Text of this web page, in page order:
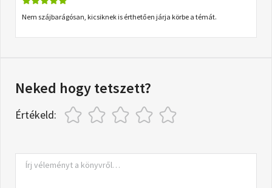
Nem szájbarágósan, kicsiknek is érthetően járja körbe a témát.
Neked hogy tetszett?
Értékeld: